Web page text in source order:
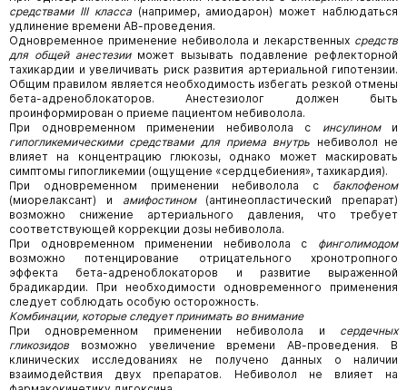
средствами III класса (например, амиодарон) может наблюдаться
удлинение времени АВ-проведения.
Одновременное применение небиволола и лекарственных средств
для общей анестезииможет вызывать подавление рефлекторной
тахикардии и увеличивать риск развития артериальной гипотензии.
Общим правилом является необходимость избегать резкой отмены
бета-адреноблокаторов. Анестезиолог должен быть
проинформирован о приеме пациентом небиволола.
При одновременном применении небиволола с инсулиноми
гипогликемическими средствами для приема внутрь небиволол не
влияет на концентрацию глюкозы, однако может маскировать
симптомы гипогликемии (ощущение «сердцебиения», тахикардия).
При одновременном применении небиволола с баклофеном
(миорелаксант) и амифостином (антинеопластический препарат)
возможно снижение артериального давления, что требует
соответствующей коррекции дозы небиволола.
При одновременном применении небиволола с финголимодом
возможно потенцирование отрицательного хронотропного
эффекта бета-адреноблокаторов и развитие выраженной
брадикардии. При необходимости одновременного применения
следует соблюдать особую осторожность.
Комбинации, которые следует принимать во внимание
При одновременном применении небиволола и сердечных
гликозидов возможно увеличение времени АВ-проведения. В
клинических исследованиях не получено данных о наличии
взаимодействия двух препаратов. Небиволол не влияет на